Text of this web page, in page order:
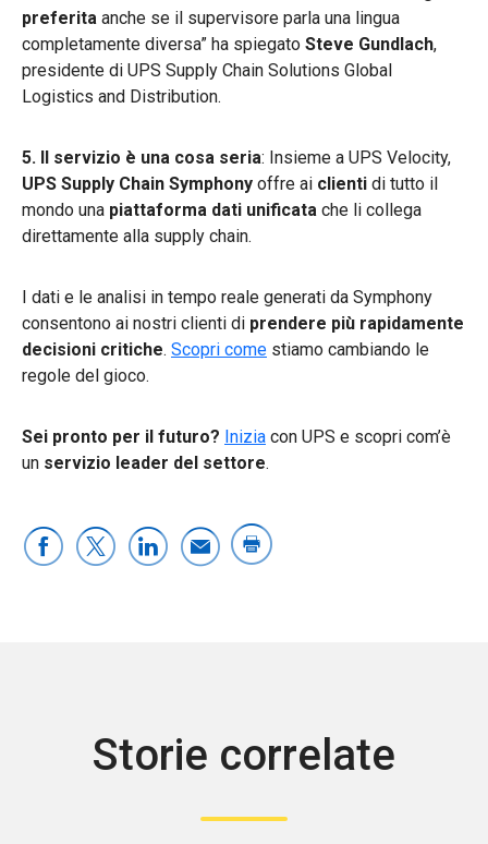
preferita anche se il supervisore parla una lingua
completamente diversa” ha spiegato Steve Gundlach,
presidente di UPS Supply Chain Solutions Global
Logistics and Distribution.
5. Il servizio è una cosa seria: Insieme a UPS Velocity,
UPS Supply Chain Symphony offre ai clienti di tutto il
mondo una piattaforma dati unificata che li collega
direttamente alla supply chain.
I dati e le analisi in tempo reale generati da Symphony
consentono ai nostri clienti di prendere più rapidamente
decisioni critiche. Scopri come stiamo cambiando le
regole del gioco.
Sei pronto per il futuro? Inizia con UPS e scopri com’è
un servizio leader del settore.
Storie correlate